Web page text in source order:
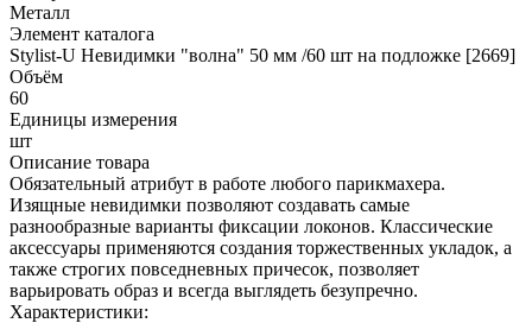
Металл
Элемент каталога
Stylist-U Невидимки "волна" 50 мм /60 шт на подложке [2669]
Объём
60
Единицы измерения
шт
Описание товара
Обязательный атрибут в работе любого парикмахера.
Изящные невидимки позволяют создавать самые
разнообразные варианты фиксации локонов. Классические
аксессуары применяются создания торжественных укладок, а
также строгих повседневных причесок, позволяет
варьировать образ и всегда выглядеть безупречно.
Характеристики: